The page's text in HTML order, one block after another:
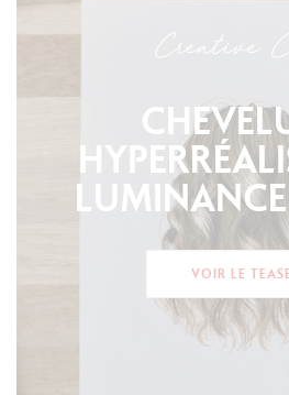
Creative
LUMINANCE
VOIR LE